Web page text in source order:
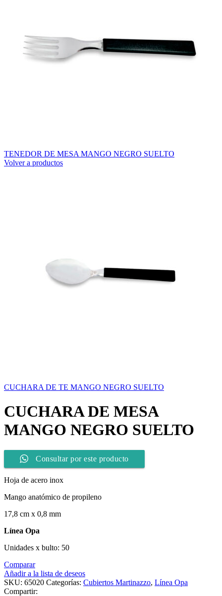
TENEDOR DE MESA MANGO NEGRO SUELTO
Volver a productos
CUCHARA DE TE MANGO NEGRO SUELTO
CUCHARA DE MESA
MANGO NEGRO SUELTO
Consultar por este producto
Hoja de acero inox
Mango anatómico de propileno
17,8 cm x 0,8 mm
Línea Opa
Unidades x bulto: 50
Comparar
Añadir a la lista de deseos
SKU: 65020 Categorías: Cubiertos Martinazzo, Línea Opa
Compartir: